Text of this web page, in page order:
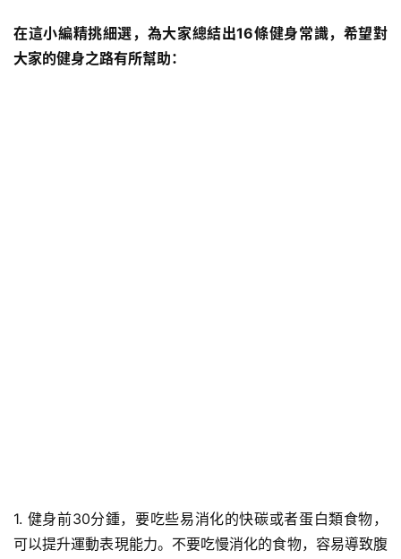
在這小編精挑細選，為大家總結出16條健身常識，希望對
大家的健身之路有所幫助：
1. 健身前30分鍾，要吃些易消化的快碳或者蛋白類食物，
可以提升運動表現能力。不要吃慢消化的食物，容易導致腹